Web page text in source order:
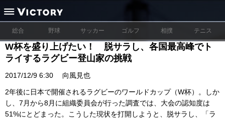
総合 野球 サッカー ゴルフ 相撲 テニス
W杯を盛り上げたい！ 脱サラし、各国最高峰でト
ライするラグビー登山家の挑戦
2017/12/9 6:30 向風見也
2年後に日本で開催されるラグビーのワールドカップ（W杯）。しか
し、7月から8月に組織委員会が行った調査では、大会の認知度は
51%にとどまった。こうした現状を打開しようと、脱サラし、「ラ